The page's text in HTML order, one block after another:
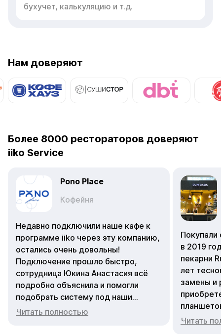
бухучет, калькуляцию и т.д.
Нам доверяют
Более 8000 рестораторов доверяют
iiko Service
Pono Place
Кофейня
Недавно подключили наше кафе к
программе iiko через эту компанию,
остались очень довольны!
Подключение прошло быстро,
сотрудница Юкина Анастасия всё
подробно объяснила и помогли
подобрать систему под наши
задачи. Теперь учёт и управление
Читать полностью
Покупали
в 2019
пекарни
лет
замены и
Зоя
Читать